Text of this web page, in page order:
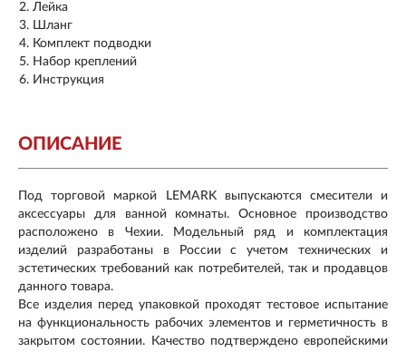
Лейка
Шланг
Комплект подводки
Набор креплений
Инструкция
ОПИСАНИЕ
Под торговой маркой LEMARK выпускаются смесители и
аксессуары для ванной комнаты. Основное производство
расположено в Чехии. Модельный ряд и комплектация
изделий разработаны в России с учетом технических и
эстетических требований как потребителей, так и продавцов
данного товара.
Все изделия перед упаковкой проходят тестовое испытание
на функциональность рабочих элементов и герметичность в
закрытом состоянии. Качество подтверждено европейскими